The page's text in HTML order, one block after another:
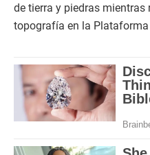
de tierra y piedras mientras
topografía en la Plataforma